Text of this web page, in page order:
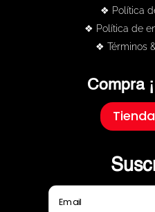
❖ Política
❖ Política de
❖ Términos
Compra